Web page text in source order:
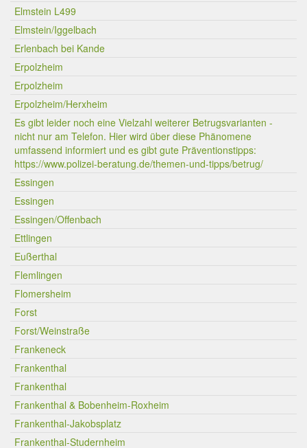
Elmstein L499
Elmstein/Iggelbach
Erlenbach bei Kande
Erpolzheim
Erpolzheim
Erpolzheim/Herxheim
Es gibt leider noch eine Vielzahl weiterer Betrugsvarianten -
nicht nur am Telefon. Hier wird über diese Phänomene
umfassend informiert und es gibt gute Präventionstipps:
https://www.polizei-beratung.de/themen-und-tipps/betrug/
Essingen
Essingen
Essingen/Offenbach
Ettlingen
Eußerthal
Flemlingen
Flomersheim
Forst
Forst/Weinstraße
Frankeneck
Frankenthal
Frankenthal
Frankenthal & Bobenheim-Roxheim
Frankenthal-Jakobsplatz
Frankenthal-Studernheim